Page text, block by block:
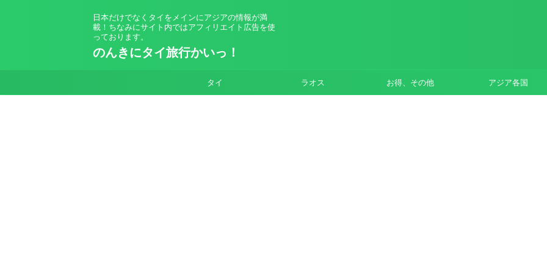
日本だけでなくタイをメインにアジアの情報が満
載！ちなみにサイト内ではアフィリエイト広告を使
っております。
のんきにタイ旅行かいっ！
タイ ラオス お得、その他 アジア各国